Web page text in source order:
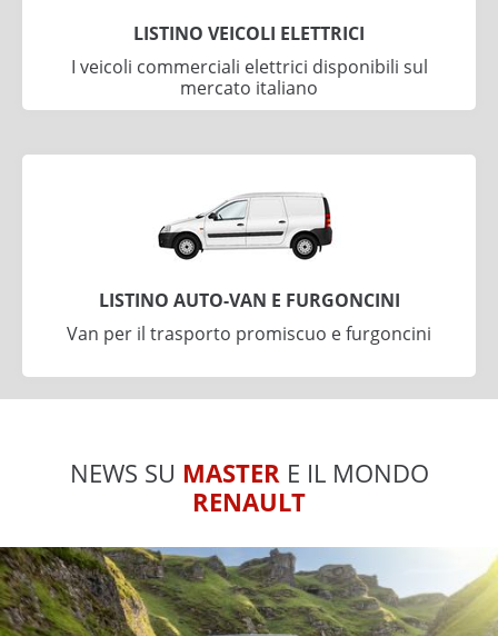
LISTINO VEICOLI ELETTRICI
I veicoli commerciali elettrici disponibili sul
mercato italiano
LISTINO AUTO-VAN E FURGONCINI
Van per il trasporto promiscuo e furgoncini
NEWS SU MASTER E IL MONDO
RENAULT